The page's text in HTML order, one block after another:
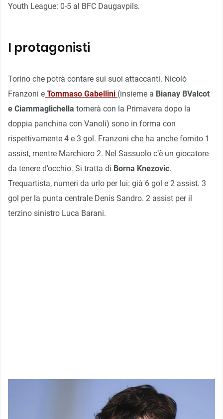
Youth League: 0-5 al BFC Daugavpils.
I protagonisti
Torino che potrà contare sui suoi attaccanti. Nicolò
Franzoni e Tommaso Gabellini (insieme a Bianay BValcot
e Ciammaglichella tornerà con la Primavera dopo la
doppia panchina con Vanoli) sono in forma con
rispettivamente 4 e 3 gol. Franzoni che ha anche fornito 1
assist, mentre Marchioro 2. Nel Sassuolo c’è un giocatore
da tenere d’occhio. Si tratta di Borna Knezovic.
Trequartista, numeri da urlo per lui: già 6 gol e 2 assist. 3
gol per la punta centrale Denis Sandro. 2 assist per il
terzino sinistro Luca Barani.